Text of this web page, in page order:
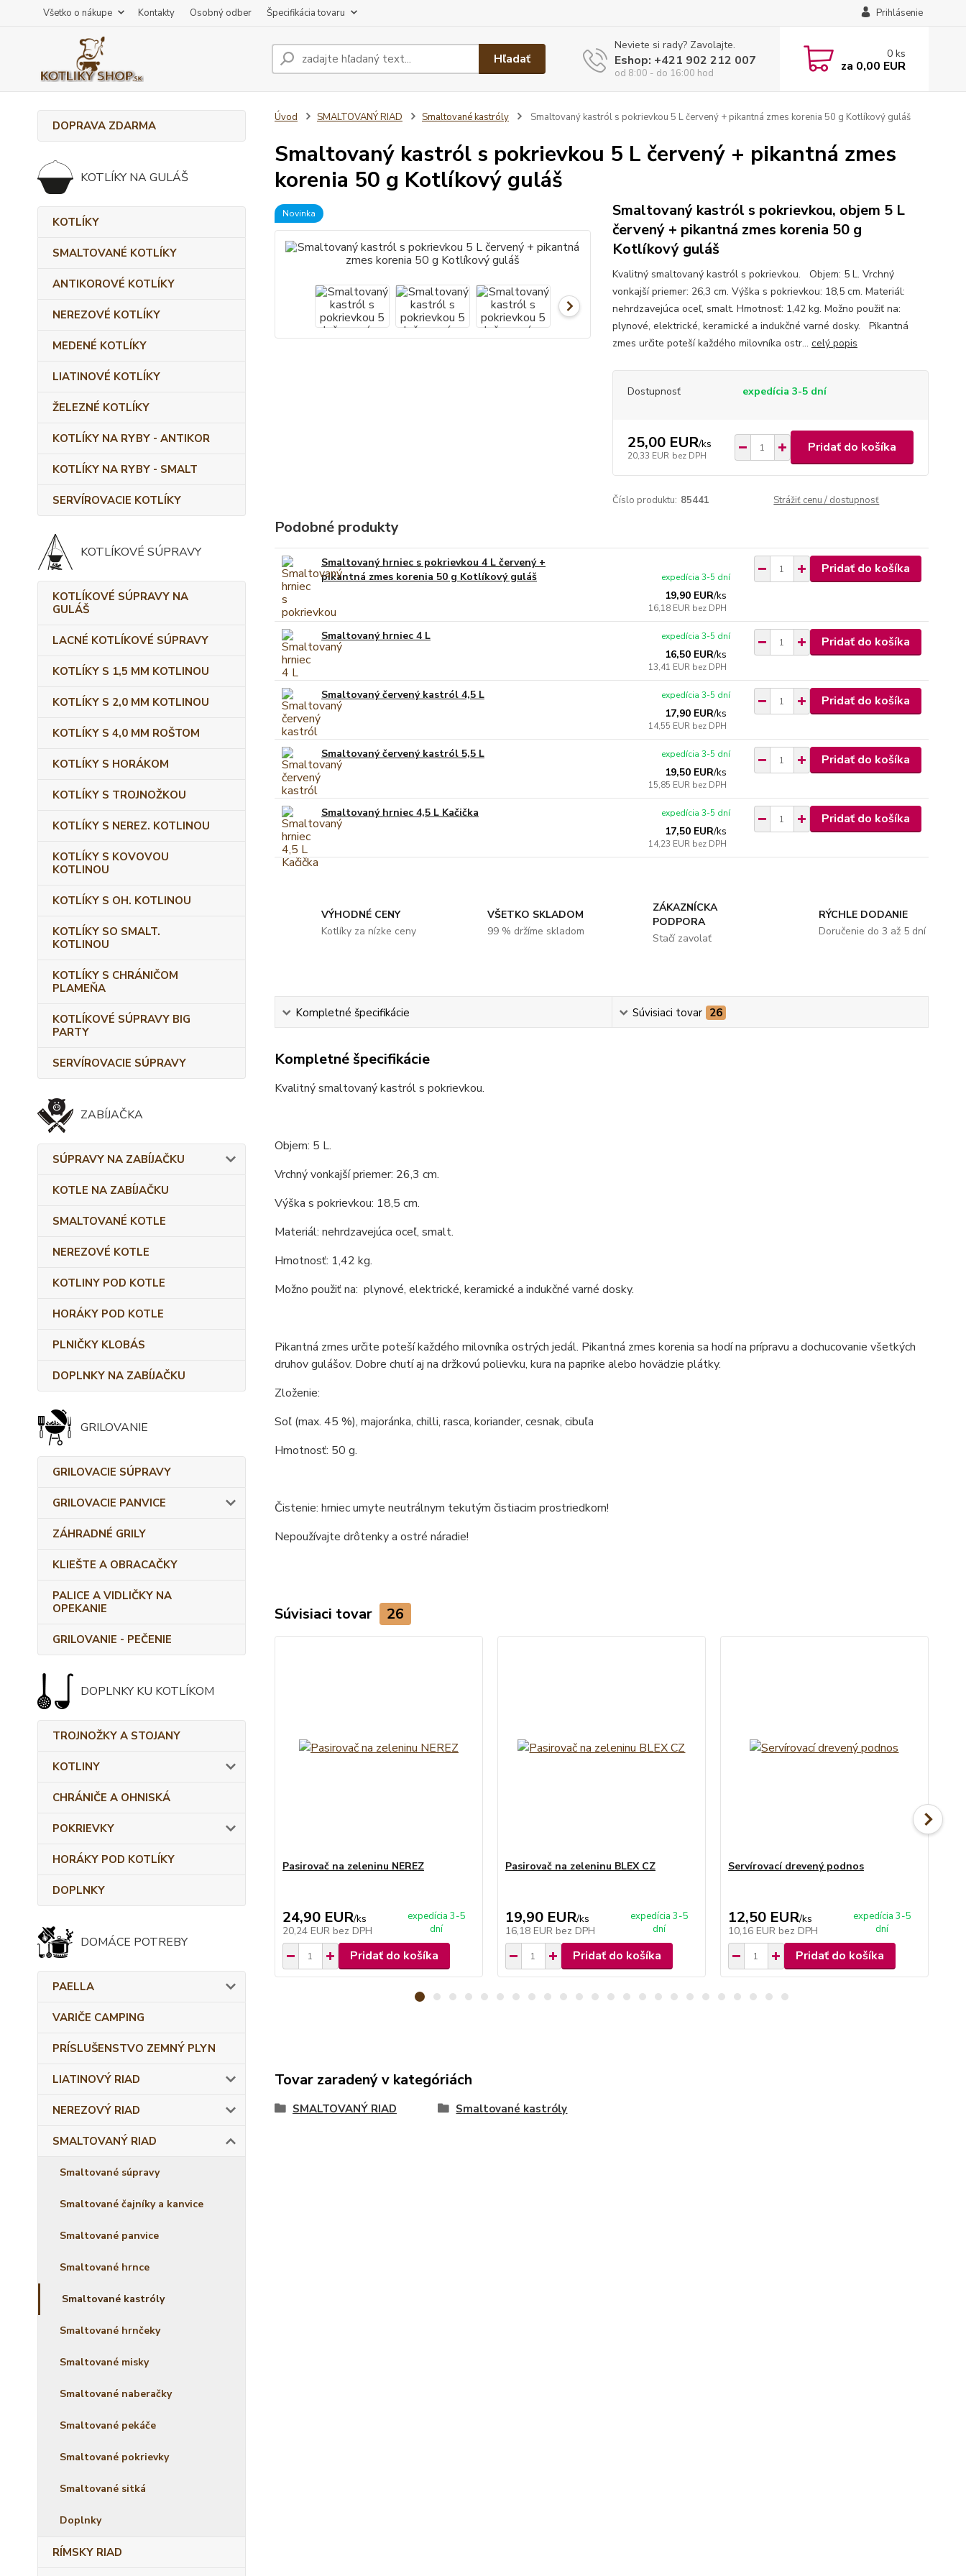
Všetko o nákupe Kontakty Osobný odber Špecifikácia tovaru Prihlásenie
Hľadať
Neviete si rady? Zavolajte.
Eshop: +421 902 212 007
od 8:00 - do 16:00 hod
0 ks
za 0,00 EUR
DOPRAVA ZDARMA
KOTLÍKY NA GULÁŠ
KOTLÍKY
SMALTOVANÉ KOTLÍKY
ANTIKOROVÉ KOTLÍKY
NEREZOVÉ KOTLÍKY
MEDENÉ KOTLÍKY
LIATINOVÉ KOTLÍKY
ŽELEZNÉ KOTLÍKY
KOTLÍKY NA RYBY - ANTIKOR
KOTLÍKY NA RYBY - SMALT
SERVÍROVACIE KOTLÍKY
KOTLÍKOVÉ SÚPRAVY
KOTLÍKOVÉ SÚPRAVY NA
GULÁŠ
LACNÉ KOTLÍKOVÉ SÚPRAVY
KOTLÍKY S 1,5 MM KOTLINOU
KOTLÍKY S 2,0 MM KOTLINOU
KOTLÍKY S 4,0 MM ROŠTOM
KOTLÍKY S HORÁKOM
KOTLÍKY S TROJNOŽKOU
KOTLÍKY S NEREZ. KOTLINOU
KOTLÍKY S KOVOVOU
KOTLINOU
KOTLÍKY S OH. KOTLINOU
KOTLÍKY SO SMALT.
KOTLINOU
KOTLÍKY S CHRÁNIČOM
PLAMEŇA
KOTLÍKOVÉ SÚPRAVY BIG
PARTY
SERVÍROVACIE SÚPRAVY
ZABÍJAČKA
SÚPRAVY NA ZABÍJAČKU
KOTLE NA ZABÍJAČKU
SMALTOVANÉ KOTLE
NEREZOVÉ KOTLE
KOTLINY POD KOTLE
HORÁKY POD KOTLE
PLNIČKY KLOBÁS
DOPLNKY NA ZABÍJAČKU
GRILOVANIE
GRILOVACIE SÚPRAVY
GRILOVACIE PANVICE
ZÁHRADNÉ GRILY
KLIEŠTE A OBRACAČKY
PALICE A VIDLIČKY NA
OPEKANIE
GRILOVANIE - PEČENIE
DOPLNKY KU KOTLÍKOM
TROJNOŽKY A STOJANY
KOTLINY
CHRÁNIČE A OHNISKÁ
POKRIEVKY
HORÁKY POD KOTLÍKY
DOPLNKY
DOMÁCE POTREBY
PAELLA
VARIČE CAMPING
PRÍSLUŠENSTVO ZEMNÝ PLYN
LIATINOVÝ RIAD
NEREZOVÝ RIAD
SMALTOVANÝ RIAD
Smaltované súpravy
Smaltované čajníky a kanvice
Smaltované panvice
Smaltované hrnce
Smaltované kastróly
Smaltované hrnčeky
Smaltované misky
Smaltované naberačky
Smaltované pekáče
Smaltované pokrievky
Smaltované sitká
Doplnky
RÍMSKY RIAD
Úvod SMALTOVANÝ RIAD Smaltované kastróly Smaltovaný kastról s pokrievkou 5 L červený + pikantná zmes korenia 50 g Kotlíkový guláš
Smaltovaný kastról s pokrievkou 5 L červený + pikantná zmes
korenia 50 g Kotlíkový guláš
Novinka
Smaltovaný kastról s pokrievkou, objem 5 L
červený + pikantná zmes korenia 50 g
Kotlíkový guláš
Kvalitný smaltovaný kastról s pokrievkou. Objem: 5 L. Vrchný
vonkajší priemer: 26,3 cm. Výška s pokrievkou: 18,5 cm. Materiál:
nehrdzavejúca oceľ, smalt. Hmotnosť: 1,42 kg. Možno použiť na:
plynové, elektrické, keramické a indukčné varné dosky. Pikantná
zmes určite poteší každého milovníka ostr... celý popis
Dostupnosť expedícia 3-5 dní
25,00 EUR/ks
20,33 EUR bez DPH
Pridať do košíka
Číslo produktu: 85441 Strážiť cenu / dostupnosť
Podobné produkty
Smaltovaný hrniec s pokrievkou 4 L červený +
pikantná zmes korenia 50 g Kotlíkový guláš
19,90 EUR/ks
16,18 EUR bez DPH
expedícia 3-5 dní
Pridať do košíka
Smaltovaný hrniec 4 L
16,50 EUR/ks
13,41 EUR bez DPH
expedícia 3-5 dní Pridať do košíka
Smaltovaný červený kastról 4,5 L
17,90 EUR/ks
14,55 EUR bez DPH
expedícia 3-5 dní Pridať do košíka
Smaltovaný červený kastról 5,5 L
19,50 EUR/ks
15,85 EUR bez DPH
expedícia 3-5 dní Pridať do košíka
Smaltovaný hrniec 4,5 L Kačička
17,50 EUR/ks
14,23 EUR bez DPH
expedícia 3-5 dní Pridať do košíka
VÝHODNÉ CENY
Kotlíky za nízke ceny
VŠETKO SKLADOM
99 % držíme skladom
ZÁKAZNÍCKA
PODPORA
Stačí zavolať
RÝCHLE DODANIE
Doručenie do 3 až 5 dní
Kompletné špecifikácie Súvisiaci tovar 26
Kompletné špecifikácie
Kvalitný smaltovaný kastról s pokrievkou.
Objem: 5 L.
Vrchný vonkajší priemer: 26,3 cm.
Výška s pokrievkou: 18,5 cm.
Materiál: nehrdzavejúca oceľ, smalt.
Hmotnosť: 1,42 kg.
Možno použiť na: plynové, elektrické, keramické a indukčné varné dosky.
Pikantná zmes určite poteší každého milovníka ostrých jedál. Pikantná zmes korenia sa hodí na prípravu a dochucovanie všetkých
druhov gulášov. Dobre chutí aj na držkovú polievku, kura na paprike alebo hovädzie plátky.
Zloženie:
Soľ (max. 45 %), majoránka, chilli, rasca, koriander, cesnak, cibuľa
Hmotnosť: 50 g.
Čistenie: hrniec umyte neutrálnym tekutým čistiacim prostriedkom!
Nepoužívajte drôtenky a ostré náradie!
Súvisiaci tovar 26
Pasirovač na zeleninu NEREZ
24,90 EUR/ks
20,24 EUR bez DPH
expedícia 3-5
dní
Pridať do košíka
Pasirovač na zeleninu BLEX CZ
19,90 EUR/ks
16,18 EUR bez DPH
expedícia 3-5
dní
Pridať do košíka
Servírovací drevený podnos
12,50 EUR/ks
10,16 EUR bez DPH
expedícia 3-5
dní
Pridať do košíka
Tovar zaradený v kategóriách
SMALTOVANÝ RIAD Smaltované kastróly